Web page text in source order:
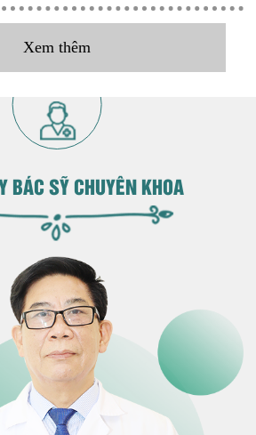
Xem thêm
BÁC SỸ CHUYÊN KHOA